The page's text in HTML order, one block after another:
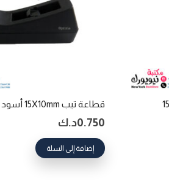
قطاعة تيب 15X10mm أسود
0.750د.ك
إضافة إلى السلة